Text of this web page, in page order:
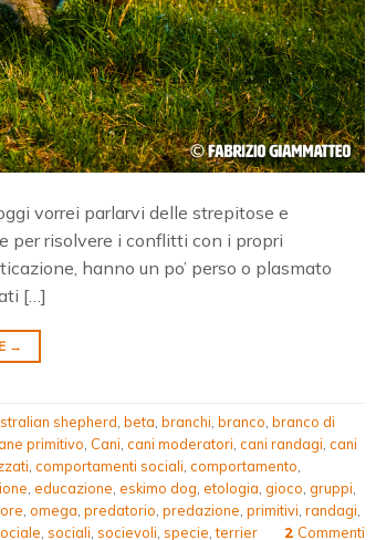
vorrei parlarvi delle strepitose e
per risolvere i conflitti con i propri
hanno un po’ perso o plasmato
[…]
→
shepherd beta branchi branco branco di
primitivo Cani cani moderatori cani randagi cani
comportamenti sociali comportamento
educazione eskimo dog etologia gioco gruppi
omega predatorio predazione primitivi randagi
sociali socievoli specie ,terrier 2 Commenti